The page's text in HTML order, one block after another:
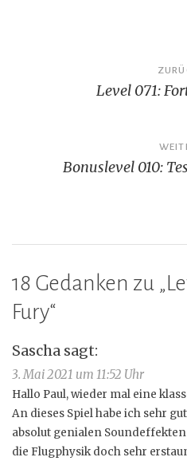
Level 071:
Bonuslevel 010:
18 Gedanken zu „
Fury“
Sascha sagt:
3. Mai 2021 um 11:52 Uhr
Hallo Paul, wieder mal eine
An dieses Spiel habe ich sehr
absolut genialen
die Flugphysik doch sehr